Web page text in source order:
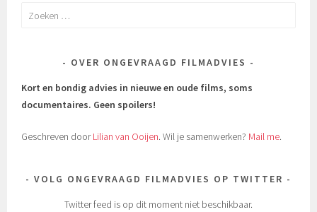
Zoeken
OVER ONGEVRAAGD FILMADVIES
Kort en bondig advies in nieuwe en oude films, soms
documentaires. Geen spoilers!
Geschreven doorLilian van Ooijen. Wil je samenwerken? Mail me.
VOLG ONGEVRAAGD FILMADVIES OP TWITTER
Twitter feed is op dit moment niet beschikbaar.